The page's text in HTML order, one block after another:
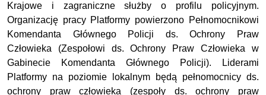
Krajowe i zagraniczne służby o profilu policyjnym.
Organizację pracy Platformy powierzono Pełnomocnikowi
Komendanta Głównego Policji ds. Ochrony Praw
Człowieka (Zespołowi ds. Ochrony Praw Człowieka w
Gabinecie Komendanta Głównego Policji). Liderami
Platformy na poziomie lokalnym będą pełnomocnicy ds.
ochrony praw człowieka (zespoły ds. ochrony praw